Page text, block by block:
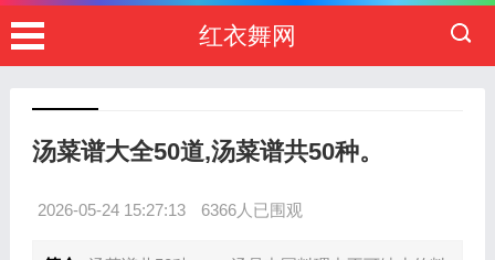
红衣舞网
汤菜谱大全50道,汤菜谱共50种。
2026-05-24 15:27:13 6366人已围观